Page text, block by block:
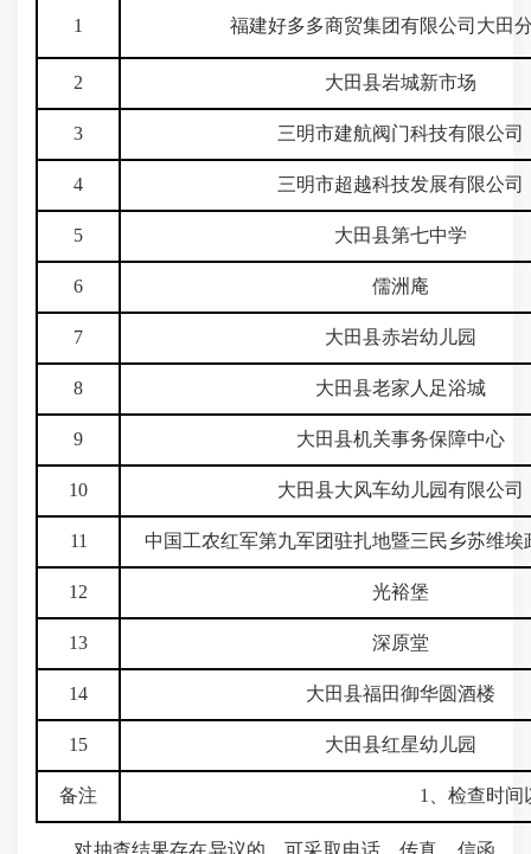
1 福建好多多商贸集团有限公司大田
2 大田县岩城新市场
3 三明市建航阀门科技有限公司
4 三明市超越科技发展有限公司
5 大田县第七中学
6 儒洲庵
7 大田县赤岩幼儿园
8 大田县老家人足浴城
9 大田县机关事务保障中心
10 大田县大风车幼儿园有限公司
11 中国工农红军第九军团驻扎地暨三民乡苏维埃
12 光裕堡
13 深原堂
14 大田县福田御华圆酒楼
15 大田县红星幼儿园
备注 1、检查时间
对抽查结果存在异议的，可采取电话、传真、信函